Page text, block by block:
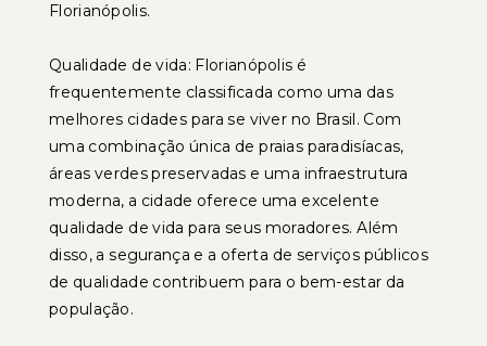
Florianópolis.
Qualidade de vida: Florianópolis é
frequentemente classificada como uma das
melhores cidades para se viver no Brasil. Com
uma combinação única de praias paradisíacas,
áreas verdes preservadas e uma infraestrutura
moderna, a cidade oferece uma excelente
qualidade de vida para seus moradores. Além
disso, a segurança e a oferta de serviços públicos
de qualidade contribuem para o bem-estar da
população.